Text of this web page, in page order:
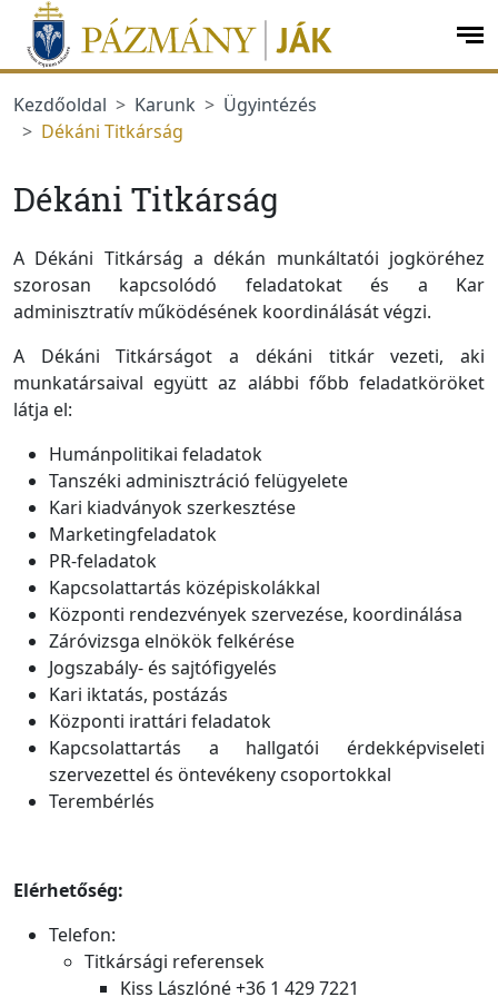
Ugrás a menüre
Ugrás a tartalomra
Kezdőoldal
Karunk
Ügyintézés
Dékáni Titkárság
Dékáni Titkárság
A Dékáni Titkárság a dékán munkáltatói jogköréhez
szorosan kapcsolódó feladatokat és a Kar
adminisztratív működésének koordinálását végzi.
A Dékáni Titkárságot a dékáni titkár vezeti, aki
munkatársaival együtt az alábbi főbb feladatköröket
látja el:
Humánpolitikai feladatok
Tanszéki adminisztráció felügyelete
Kari kiadványok szerkesztése
Marketingfeladatok
PR-feladatok
Kapcsolattartás középiskolákkal
Központi rendezvények szervezése, koordinálása
Záróvizsga elnökök felkérése
Jogszabály- és sajtófigyelés
Kari iktatás, postázás
Központi irattári feladatok
Kapcsolattartás a hallgatói érdekképviseleti
szervezettel és öntevékeny csoportokkal
Terembérlés
Elérhetőség:
Telefon:
Titkársági referensek
Kiss Lászlóné +36 1 429 7221